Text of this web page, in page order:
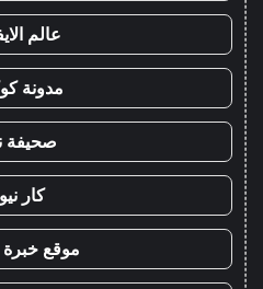
عالم
مدونة
صحيفة
كار
موقع خبرة